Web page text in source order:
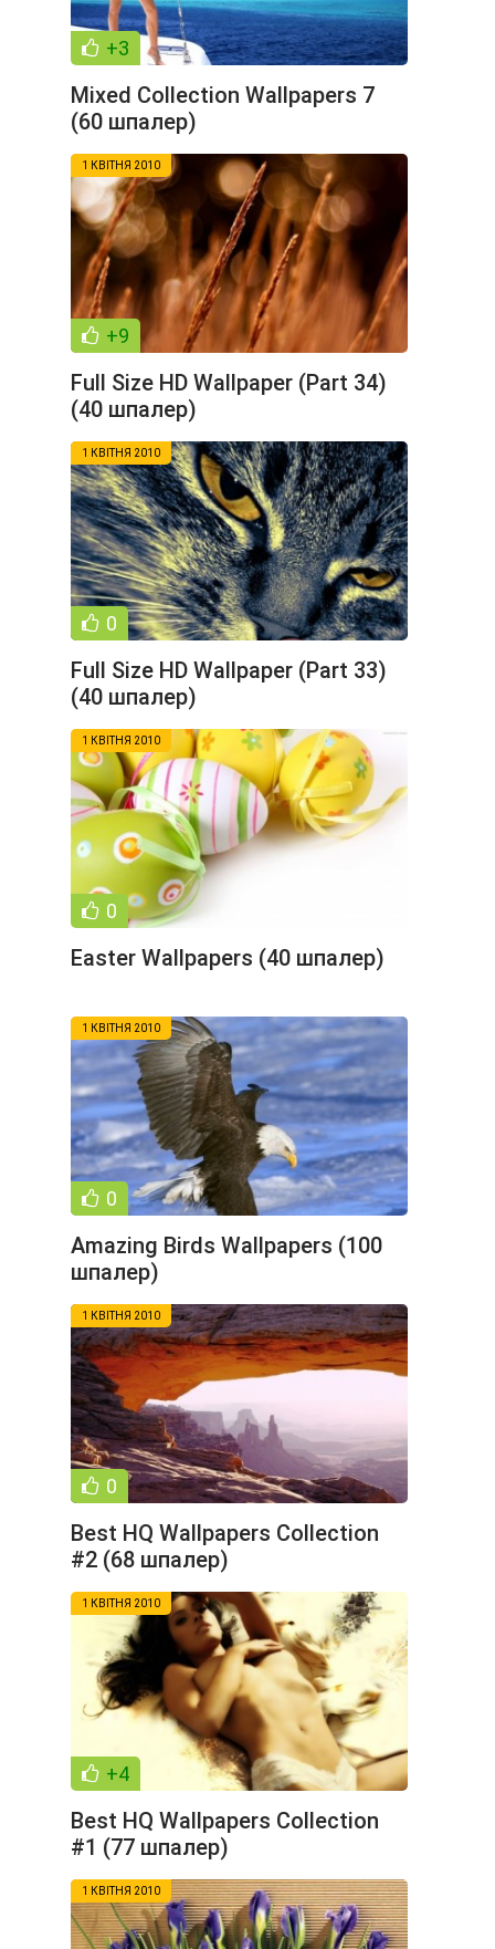
+3
Mixed Collection Wallpapers 7
(60 шпалер)
1 КВІТНЯ 2010
+9
Full Size HD Wallpaper (Part 34)
(40 шпалер)
1 КВІТНЯ 2010
0
Full Size HD Wallpaper (Part 33)
(40 шпалер)
1 КВІТНЯ 2010
0
Easter Wallpapers (40 шпалер)
1 КВІТНЯ 2010
0
Amazing Birds Wallpapers (100
шпалер)
1 КВІТНЯ 2010
0
Best HQ Wallpapers Collection
#2 (68 шпалер)
1 КВІТНЯ 2010
+4
Best HQ Wallpapers Collection
#1 (77 шпалер)
1 КВІТНЯ 2010